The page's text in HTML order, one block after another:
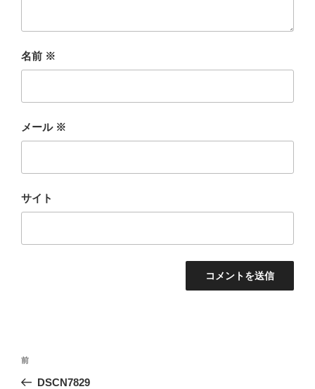
名前 ※
メール ※
サイト
投
前
の
前
DSCN7829